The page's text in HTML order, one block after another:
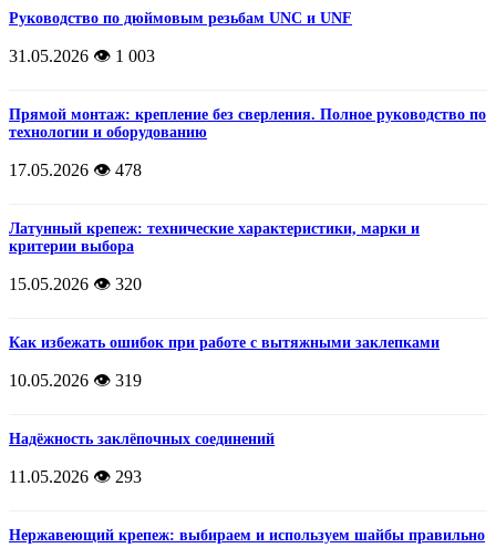
Руководство по дюймовым резьбам UNC и UNF
31.05.2026 👁️ 1 003
Прямой монтаж: крепление без сверления. Полное руководство по
технологии и оборудованию
17.05.2026 👁️ 478
Латунный крепеж: технические характеристики, марки и
критерии выбора
15.05.2026 👁️ 320
Как избежать ошибок при работе с вытяжными заклепками
10.05.2026 👁️ 319
Надёжность заклёпочных соединений
11.05.2026 👁️ 293
Нержавеющий крепеж: выбираем и используем шайбы правильно